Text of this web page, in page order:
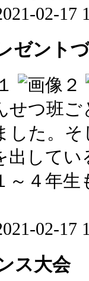
02-17
ゼント
つ班ご
した。
出して
～４年
02-17
ス大会